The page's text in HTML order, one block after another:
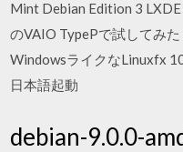
Mint Debian Edition 3
のVAIO TypePで試してみ
WindowsライクなLinuxfx
日本語起動
debian-9.0.0-